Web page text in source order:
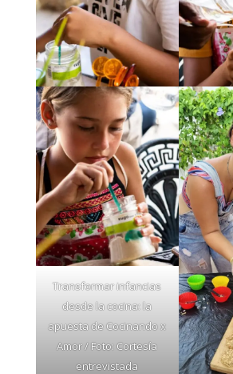
Transformar infancias
desde la cocina: la
apuesta de Cocinando x
Amor / Foto: Cortesía
entrevistada